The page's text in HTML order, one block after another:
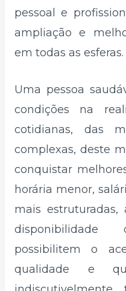
pessoal e
ampliação e
em todas as esferas.
Uma pessoa
condições na
cotidianas, das
complexas, deste
conquistar
horária menor,
mais
possibilitem o
qualidade e